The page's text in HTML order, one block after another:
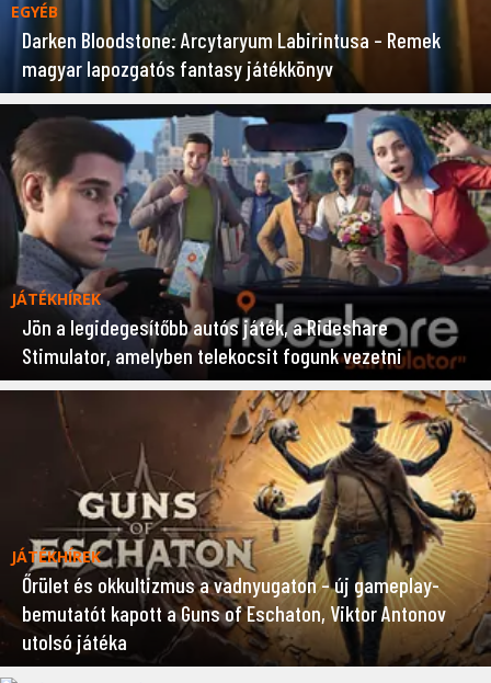
EGYÉB
Darken Bloodstone: Arcytaryum Labirintusa – Remek
magyar lapozgatós fantasy játékkönyv
JÁTÉKHÍREK
Jön a legidegesítőbb autós játék, a Rideshare
Stimulator, amelyben telekocsit fogunk vezetni
JÁTÉKHÍREK
Őrület és okkultizmus a vadnyugaton – új gameplay-
bemutatót kapott a Guns of Eschaton, Viktor Antonov
utolsó játéka